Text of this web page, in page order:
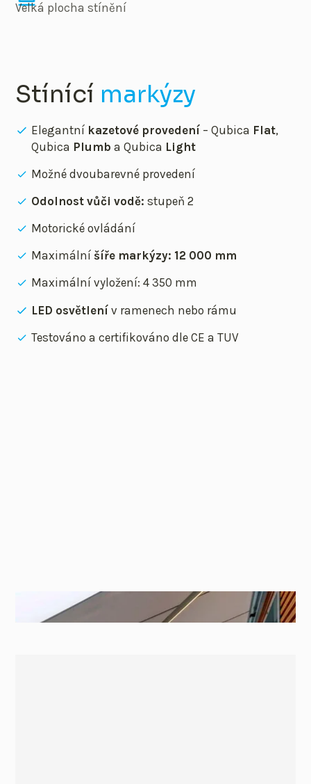
Velká plocha stínění
Stínící markýzy
Elegantní kazetové provedení – Qubica Flat,
Qubica Plumb a Qubica Light
Možné dvoubarevné provedení
Odolnost vůči vodě: stupeň 2
Motorické ovládání
Maximální šíře markýzy: 12 000 mm
Maximální vyložení: 4 350 mm
LED osvětlenív ramenech nebo rámu
Testováno a certifikováno dle CE a TUV